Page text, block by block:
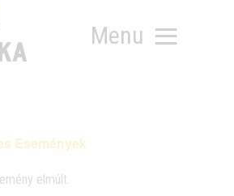
Menu
Események
elmúlt.